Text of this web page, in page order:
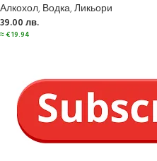
Алкохол,Водка,Ликьори
39.00 лв.
≈€19.94